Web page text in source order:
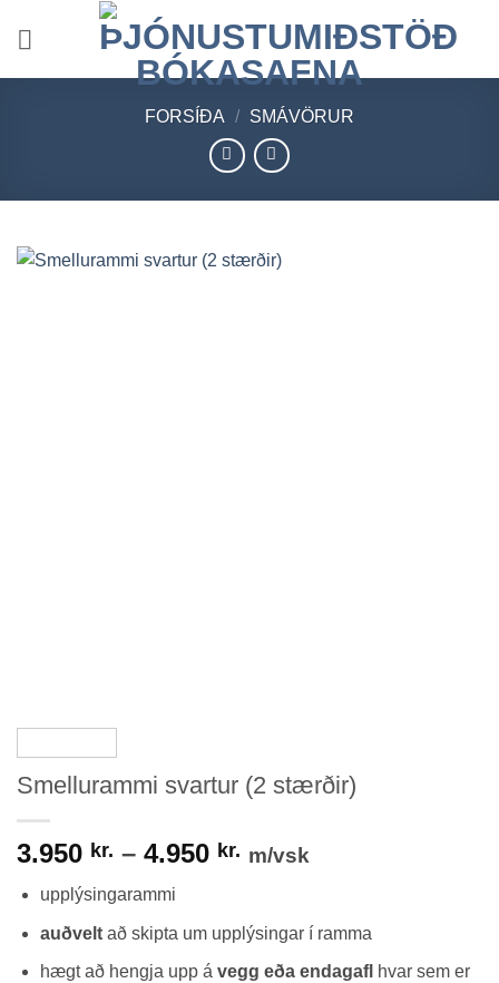
FORSÍÐA / SMÁVÖRUR
Smellurammi svartur (2 stærðir)
3.950 kr. – 4.950 kr. Price
through
4.950 kr.
m/vsk
upplýsingarammi
auðveltað skipta um upplýsingar í ramma
hægt að hengja upp á vegg eða endagafl hvar sem er